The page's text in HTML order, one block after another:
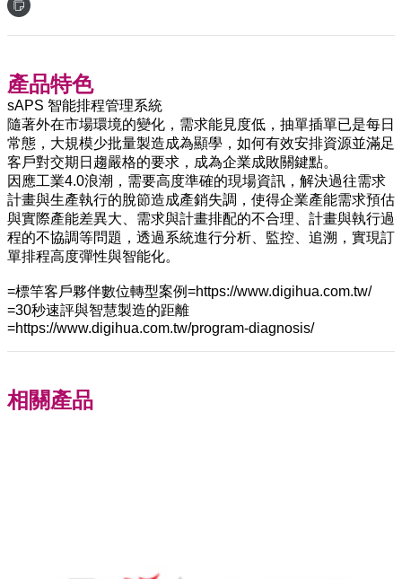
產品特色
sAPS 智能排程管理系統
隨著外在市場環境的變化，需求能見度低，抽單插單已是每日
常態，大規模少批量製造成為顯學，如何有效安排資源並滿足
客戶對交期日趨嚴格的要求，成為企業成敗關鍵點。
因應工業4.0浪潮，需要高度準確的現場資訊，解決過往需求
計畫與生產執行的脫節造成產銷失調，使得企業產能需求預估
與實際產能差異大、需求與計畫排配的不合理、計畫與執行過
程的不協調等問題，透過系統進行分析、監控、追溯，實現訂
單排程高度彈性與智能化。
=標竿客戶夥伴數位轉型案例=https://www.digihua.com.tw/
=30秒速評與智慧製造的距離
=https://www.digihua.com.tw/program-diagnosis/
相關產品